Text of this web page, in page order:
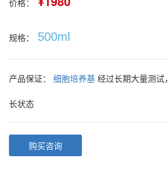
价格：
规格： 500ml
产品保证： 细胞培养基 经过长期大量测试，
长状态
购买咨询